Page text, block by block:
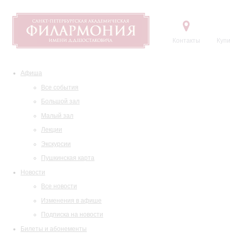
Контакты
Афиша
Все события
Большой зал
Малый зал
Лекции
Экскурсии
Пушкинская карта
Новости
Все новости
Изменения в афише
Подписка на новости
Билеты и абонементы